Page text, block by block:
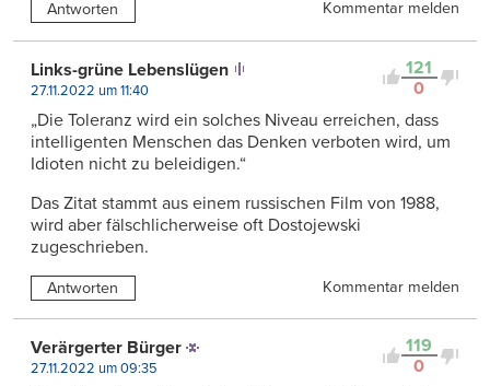
Antworten Kommentar melden
121
0
Links-grüne Lebenslügen
27.11.2022 um 11:40
„Die Toleranz wird ein solches Niveau erreichen, dass
intelligenten Menschen das Denken verboten wird, um
Idioten nicht zu beleidigen.“
Das Zitat stammt aus einem russischen Film von 1988,
wird aber fälschlicherweise oft Dostojewski
zugeschrieben.
Antworten Kommentar melden
119
0
Verärgerter Bürger
27.11.2022 um 09:35